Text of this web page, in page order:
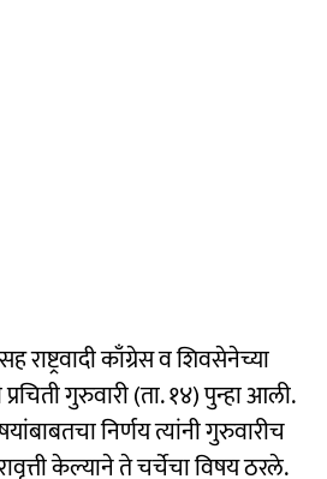
राष्ट्रवादी काँग्रेस व शिवसेनेच्या
गुरुवारी (ता. १४) पुन्हा आली.
निर्णय त्यांनी गुरुवारीच
केल्याने ते चर्चेचा विषय ठरले.